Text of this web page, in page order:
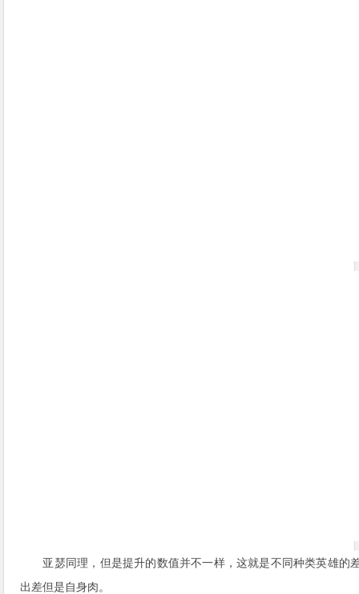
亚瑟同理，但是提升的数值并不一样，这就是不同种类英雄
出差但是自身肉。